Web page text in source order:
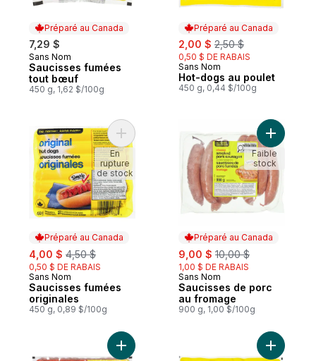
Préparé au Canada
7,29 $
Préparé au Canada
Sans Nom
Saucisses fumées
tout bœuf
450 g, 1,62 $/100g
Préparé au Canada
sale:
2,00 $ , formerly:
2,50 $
0,50 $ DE RABAIS
Préparé au Canada
Sans Nom
Hot-dogs au poulet
450 g, 0,44 $/100g
Préparé au Canada
sale:
4,00 $ , formerly:
4,50 $
0,50 $ DE RABAIS
Préparé au Canada
Sans Nom
Saucisses fumées
originales
450 g, 0,89 $/100g
Ajouter Saucisses fumées originales au
En
rupture
de stock
Préparé au Canada
sale:
9,00 $ , formerly:
10,00 $
1,00 $ DE RABAIS
Préparé au Canada
Sans Nom
Saucisses de porc
au fromage
900 g, 1,00 $/100g
Ajouter
Faible
stock
Ajouter